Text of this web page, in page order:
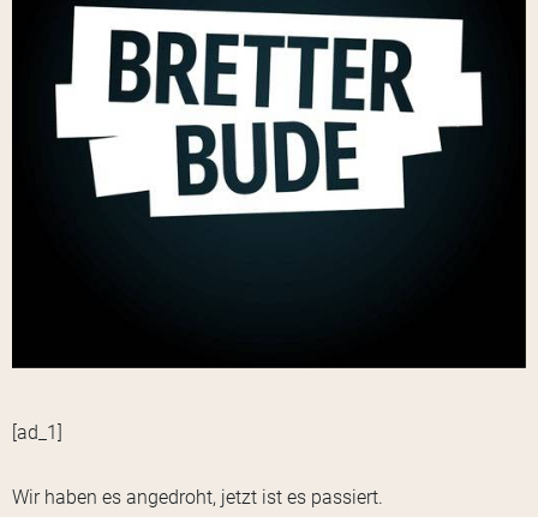
[ad_1]
Wir haben es angedroht, jetzt ist es passiert.